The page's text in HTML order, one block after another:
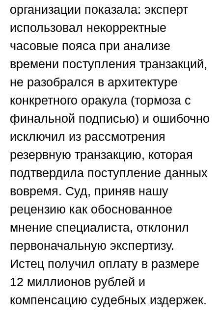
организации показала: эксперт
использовал некорректные
часовые пояса при анализе
времени поступления транзакций,
не разобрался в архитектуре
конкретного оракула (тормоза с
финальной подписью) и ошибочно
исключил из рассмотрения
резервную транзакцию, которая
подтвердила поступление данных
вовремя. Суд, приняв нашу
рецензию как обоснованное
мнение специалиста, отклонил
первоначальную экспертизу.
Истец получил оплату в размере
12 миллионов рублей и
компенсацию судебных издержек.